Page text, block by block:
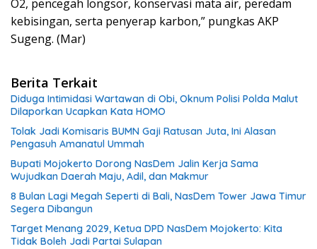
O2, pencegah longsor, konservasi mata air, peredam
kebisingan, serta penyerap karbon,” pungkas AKP
Sugeng. (Mar)
Berita Terkait
Diduga Intimidasi Wartawan di Obi, Oknum Polisi Polda Malut
Dilaporkan Ucapkan Kata HOMO
Tolak Jadi Komisaris BUMN Gaji Ratusan Juta, Ini Alasan
Pengasuh Amanatul Ummah
Bupati Mojokerto Dorong NasDem Jalin Kerja Sama
Wujudkan Daerah Maju, Adil, dan Makmur
8 Bulan Lagi Megah Seperti di Bali, NasDem Tower Jawa Timur
Segera Dibangun
Target Menang 2029, Ketua DPD NasDem Mojokerto: Kita
Tidak Boleh Jadi Partai Sulapan